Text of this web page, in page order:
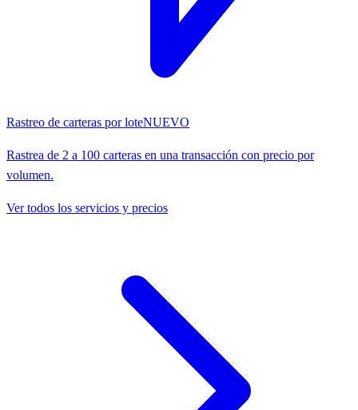
Rastreo de carteras por loteNUEVO
Rastrea de 2 a 100 carteras en una transacción con precio por
volumen.
Ver todos los servicios y precios